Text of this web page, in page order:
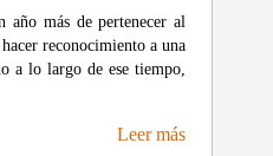
más de pertenecer al
reconocimiento a una
a lo largo de ese tiempo,
Leer más